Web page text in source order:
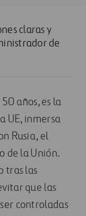
claras y
de
años, es la
UE, inmersa
Rusia, el
de la Unión.
tras las
que las
controladas